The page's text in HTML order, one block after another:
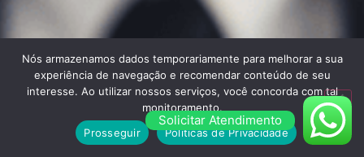
clientes ao contratar os nossos serviços:
Solicitar Atendimento
Nós armazenamos dados temporariamente para melhorar a sua
experiência de navegação e recomendar conteúdo de seu
interesse. Ao utilizar nossos serviços, você concorda com tal
monitoramento.
Prosseguir
Políticas de Privacidade